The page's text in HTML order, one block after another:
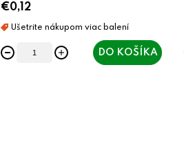
€0,12
DO KOŠÍKA